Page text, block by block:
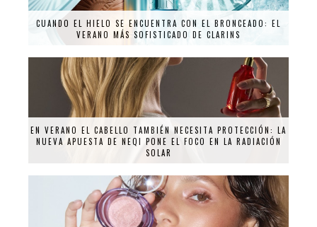
CUANDO EL HIELO SE ENCUENTRA CON EL BRONCEADO: EL
VERANO MÁS SOFISTICADO DE CLARINS
EN VERANO EL CABELLO TAMBIÉN NECESITA PROTECCIÓN: LA
NUEVA APUESTA DE NEQI PONE EL FOCO EN LA RADIACIÓN
SOLAR